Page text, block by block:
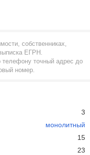
собственниках,
ЕГРН.
телефону точный адрес до
номер.
3
монолитный
15
23